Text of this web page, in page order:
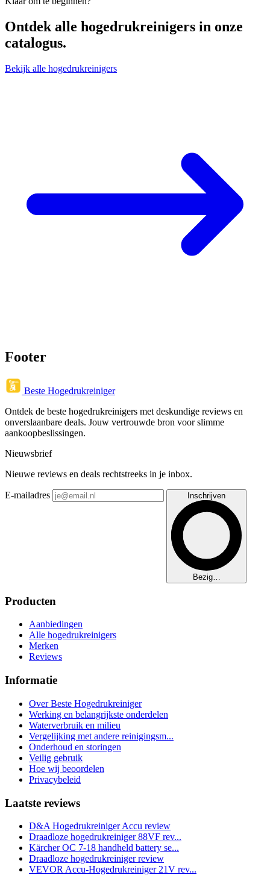
Ontdek alle hogedrukreinigers in onze
catalogus.
Bekijk alle hogedrukreinigers
Footer
Beste Hogedrukreiniger
Ontdek de beste hogedrukreinigers met deskundige reviews en
onverslaanbare deals. Jouw vertrouwde bron voor slimme
aankoopbeslissingen.
Nieuwsbrief
Nieuwe reviews en deals rechtstreeks in je inbox.
E-mailadres Inschrijven
Bezig…
Producten
Aanbiedingen
Alle hogedrukreinigers
Merken
Reviews
Informatie
Over Beste Hogedrukreiniger
Werking en belangrijkste onderdelen
Waterverbruik en milieu
Vergelijking met andere reinigingsm...
Onderhoud en storingen
Veilig gebruik
Hoe wij beoordelen
Privacybeleid
Laatste reviews
D&A Hogedrukreiniger Accu review
Draadloze hogedrukreiniger 88VF rev...
Kärcher OC 7-18 handheld battery se...
Draadloze hogedrukreiniger review
VEVOR Accu-Hogedrukreiniger 21V rev...